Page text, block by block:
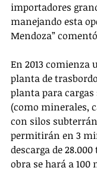
importadores
manejando esta
Mendoza”
En 2013 comienza
planta de
planta para
(como minerales,
con silos
permitirán en 3
descarga de
obra se hará a 100